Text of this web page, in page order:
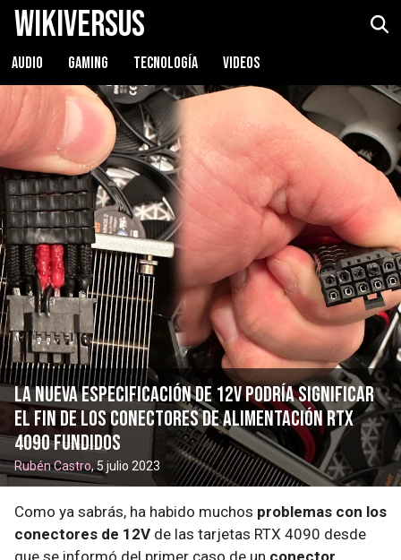
WikiVersus
AUDIO GAMING TECNOLOGÍA VIDEOS
La nueva especificación de 12v podría significar
el fin de los conectores de alimentación RTX
4090 fundidos
Rubén Castro, 5 julio 2023
Como ya sabrás, ha habido muchos problemas con los
conectores de 12V de las tarjetas RTX 4090 desde
que se informó del primer caso de un conector